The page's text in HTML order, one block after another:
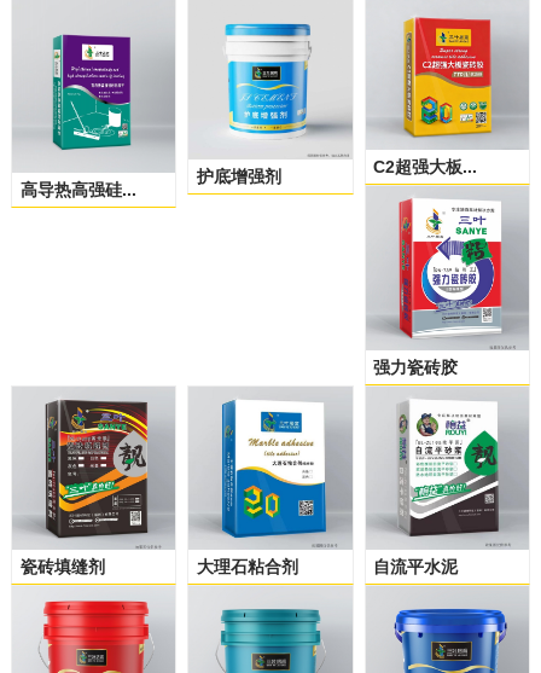
高导热高强硅...
护底增强剂
C2超强大板...
强力瓷砖胶
瓷砖填缝剂 大理石粘合剂 自流平水泥